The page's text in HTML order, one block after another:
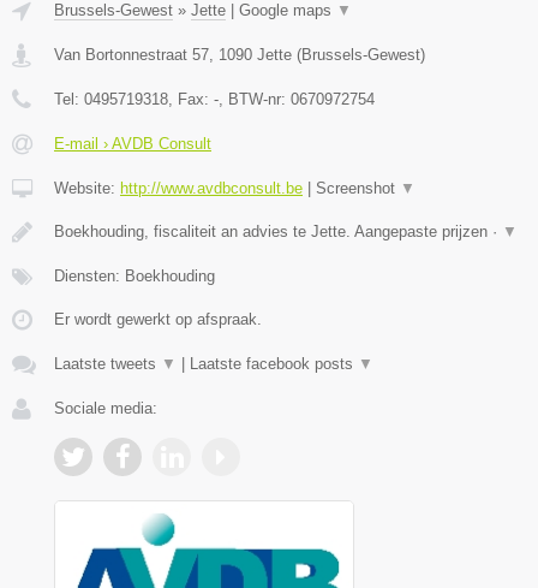
Brussels-Gewest » Jette Google maps ▼
Van Bortonnestraat 57, 1090 Jette (Brussels-Gewest)
Tel: 0495719318, Fax: -, BTW-nr: 0670972754
E-mail › AVDB Consult
Website: http://www.avdbconsult.be Screenshot ▼
Boekhouding, fiscaliteit an advies te Jette. Aangepaste prijzen · ▼
Diensten: Boekhouding
Er wordt gewerkt op afspraak.
Laatste tweets ▼ Laatste facebook posts ▼
Sociale media: